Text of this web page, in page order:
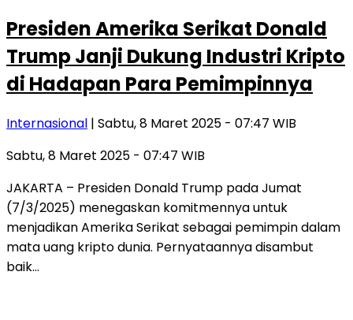
Presiden Amerika Serikat Donald
Trump Janji Dukung Industri Kripto
di Hadapan Para Pemimpinnya
Internasional | Sabtu, 8 Maret 2025 - 07:47 WIB
Sabtu, 8 Maret 2025 - 07:47 WIB
JAKARTA – Presiden Donald Trump pada Jumat
(7/3/2025) menegaskan komitmennya untuk
menjadikan Amerika Serikat sebagai pemimpin dalam
mata uang kripto dunia. Pernyataannya disambut
baik…